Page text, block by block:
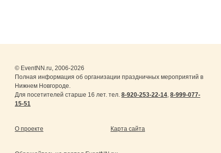
© EventNN.ru, 2006-2026
Полная информация об организации праздничных мероприятий в
Нижнем Новгороде.
Для посетителей старше 16 лет. тел. 8-920-253-22-14, 8-999-077-
15-51
О проекте Карта сайта